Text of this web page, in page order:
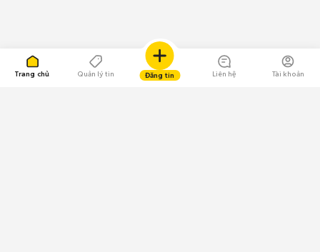
Trang chủ Quản lý tin Đăng tin Liên hệ Tài khoản